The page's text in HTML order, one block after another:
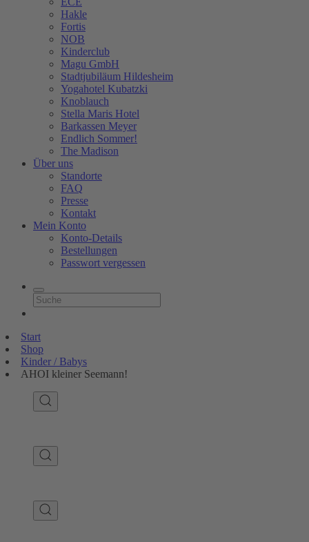
Hakle
Fortis
NOB
Kinderclub
Magu GmbH
Stadtjubiläum Hildesheim
Yogahotel Kubatzki
Knoblauch
Stella Maris Hotel
Barkassen Meyer
Endlich Sommer!
The Madison
Über uns
Standorte
FAQ
Presse
Kontakt
Mein Konto
Konto-Details
Bestellungen
Passwort vergessen
Start
Shop
Kinder / Babys
AHOI kleiner Seemann!